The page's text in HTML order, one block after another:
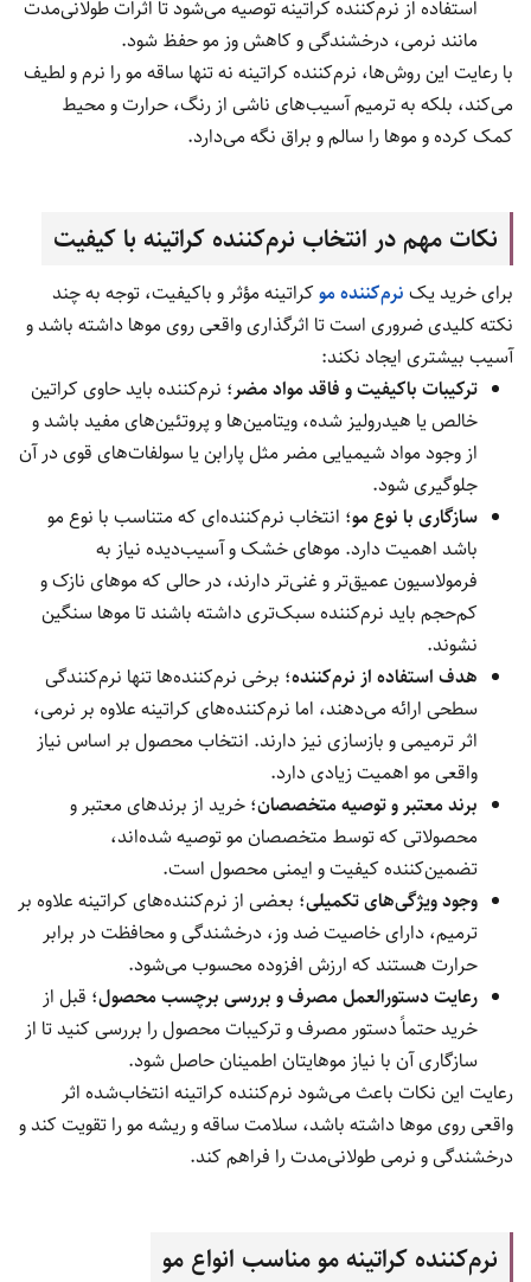
استفاده از نرم‌کننده کراتینه توصیه می‌شود تا اثرات طولانی‌مدت
مانند نرمی، درخشندگی و کاهش وز مو حفظ شود.
با رعایت این روش‌ها، نرم‌کننده کراتینه نه تنها ساقه مو را نرم و لطیف
می‌کند، بلکه به ترمیم آسیب‌های ناشی از رنگ، حرارت و محیط
کمک کرده و موها را سالم و براق نگه می‌دارد.
نکات مهم در انتخاب نرم‌کننده کراتینه با کیفیت
برای خرید یک نرم‌کننده مو کراتینه مؤثر و باکیفیت، توجه به چند
نکته کلیدی ضروری است تا اثرگذاری واقعی روی موها داشته باشد و
آسیب بیشتری ایجاد نکند:
ترکیبات باکیفیت و فاقد مواد مضر؛ نرم‌کننده باید حاوی کراتین
خالص یا هیدرولیز شده، ویتامین‌ها و پروتئین‌های مفید باشد و
از وجود مواد شیمیایی مضر مثل پارابن یا سولفات‌های قوی در آن
جلوگیری شود.
سازگاری با نوع مو؛ انتخاب نرم‌کننده‌ای که متناسب با نوع مو
باشد اهمیت دارد. موهای خشک و آسیب‌دیده نیاز به
فرمولاسیون عمیق‌تر و غنی‌تر دارند، در حالی که موهای نازک و
کم‌حجم باید نرم‌کننده سبک‌تری داشته باشند تا موها سنگین
نشوند.
هدف استفاده از نرم‌کننده؛ برخی نرم‌کننده‌ها تنها نرم‌کنندگی
سطحی ارائه می‌دهند، اما نرم‌کننده‌های کراتینه علاوه بر نرمی،
اثر ترمیمی و بازسازی نیز دارند. انتخاب محصول بر اساس نیاز
واقعی مو اهمیت زیادی دارد.
برند معتبر و توصیه متخصصان؛ خرید از برندهای معتبر و
محصولاتی که توسط متخصصان مو توصیه شده‌اند،
تضمین‌کننده کیفیت و ایمنی محصول است.
وجود ویژگی‌های تکمیلی؛ بعضی از نرم‌کننده‌های کراتینه علاوه بر
ترمیم، دارای خاصیت ضد وز، درخشندگی و محافظت در برابر
حرارت هستند که ارزش افزوده محسوب می‌شود.
رعایت دستورالعمل مصرف و بررسی برچسب محصول؛ قبل از
خرید حتماً دستور مصرف و ترکیبات محصول را بررسی کنید تا از
سازگاری آن با نیاز موهایتان اطمینان حاصل شود.
رعایت این نکات باعث می‌شود نرم‌کننده کراتینه انتخاب‌شده اثر
واقعی روی موها داشته باشد، سلامت ساقه و ریشه مو را تقویت کند و
درخشندگی و نرمی طولانی‌مدت را فراهم کند.
نرم‌کننده کراتینه مو مناسب انواع مو